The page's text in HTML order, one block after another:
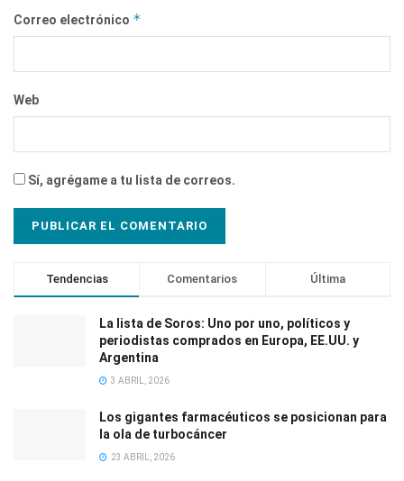
Correo electrónico *
Web
Sí, agrégame a tu lista de correos.
Tendencias Comentarios Última
La lista de Soros: Uno por uno, políticos y
periodistas comprados en Europa, EE.UU. y
Argentina
3 ABRIL, 2026
Los gigantes farmacéuticos se posicionan para
la ola de turbocáncer
23 ABRIL, 2026